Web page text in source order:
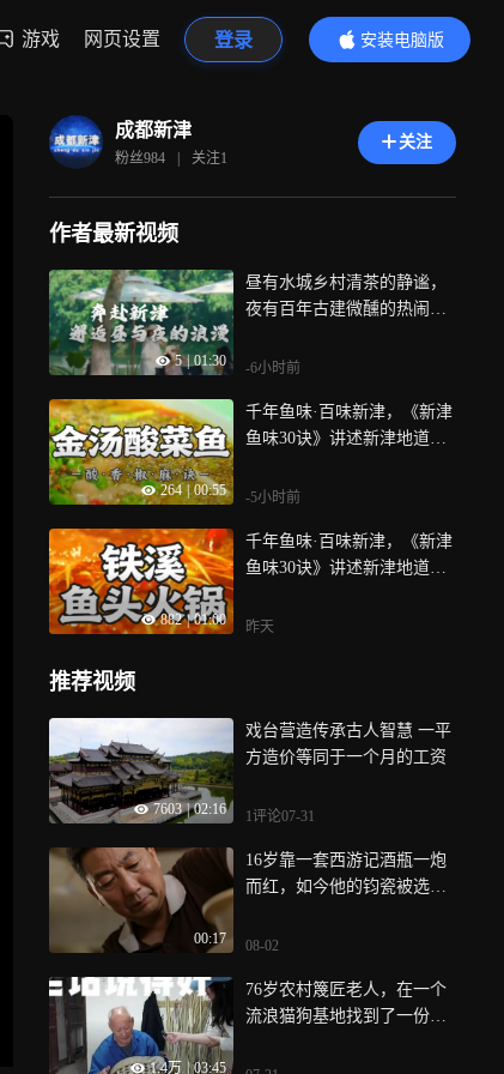
游戏 网页设置 登录
安装电脑版
内容更精彩
成都新津
粉丝984 | 关注1
关注
作者最新视频
5 | 01:30
昼有水城乡村清茶的静谧，
夜有百年古建微醺的热闹，
是新津动人的周末打开方式
-6小时前
264 | 00:55
千年鱼味·百味新津，《新津
鱼味30诀》讲述新津地道鱼
诀，关注幸福来临—金汤酸
-5小时前
882 | 01:00
千年鱼味·百味新津，《新津
鱼味30诀》讲述新津地道鱼
诀，关注渔家小院—铁溪鱼
昨天
推荐视频
7603 | 02:16
戏台营造传承古人智慧 一平
方造价等同于一个月的工资
1评论07-31
00:17
16岁靠一套西游记酒瓶一炮
而红，如今他的钧瓷被选为
08-02
1.4万 | 03:45
76岁农村篾匠老人，在一个
流浪猫狗基地找到了一份从
的工作，一个月3000工资，